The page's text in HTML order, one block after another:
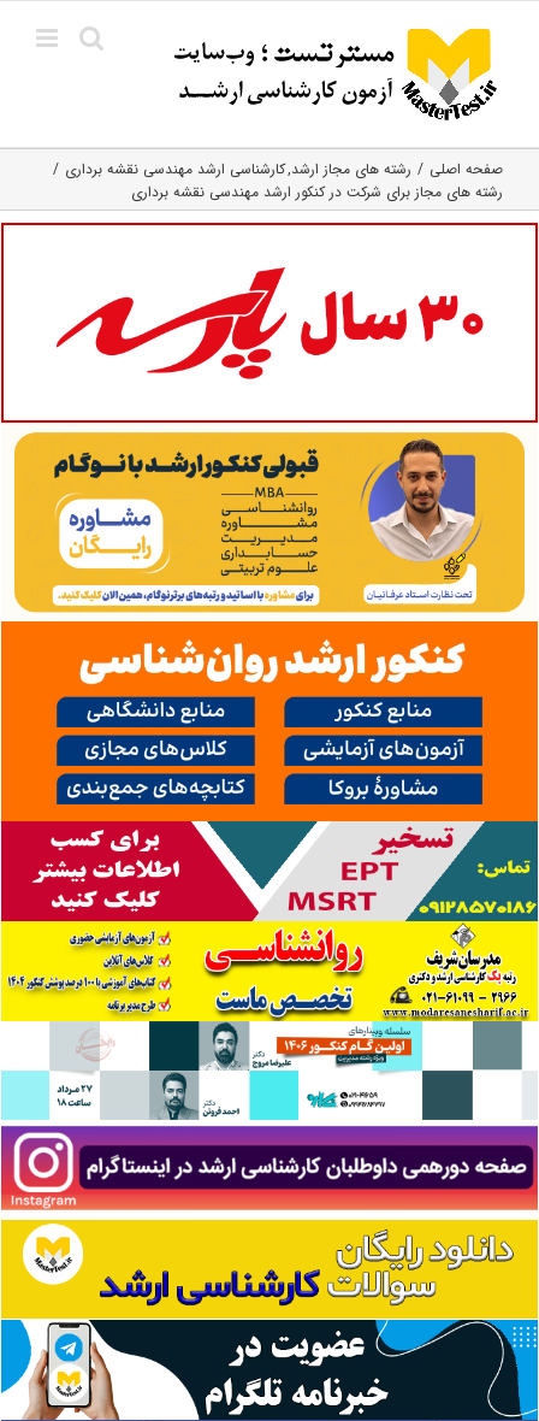
content
صفحه اصلی رشته های مجاز ارشد کارشناسی ارشد مهندسی نقشه برداری
رشته های مجاز برای شرکت در کنکور ارشد مهندسی نقشه‌ برداری